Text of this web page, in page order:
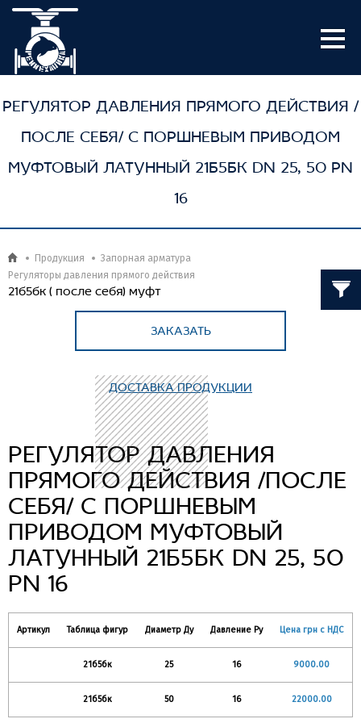
РЕГУЛЯТОР ДАВЛЕНИЯ ПРЯМОГО ДЕЙСТВИЯ /
ПОСЛЕ СЕБЯ/ С ПОРШНЕВЫМ ПРИВОДОМ
МУФТОВЫЙ ЛАТУННЫЙ 21Б5БК DN 25, 50 PN
16
Продукция
Запорная арматура
Регуляторы давления прямого действия
21б5бк ( после себя) муфт
ЗАКАЗАТЬ
ДОСТАВКА ПРОДУКЦИИ
РЕГУЛЯТОР ДАВЛЕНИЯ
ПРЯМОГО ДЕЙСТВИЯ /ПОСЛЕ
СЕБЯ/ С ПОРШНЕВЫМ
ПРИВОДОМ МУФТОВЫЙ
ЛАТУННЫЙ 21Б5БК DN 25, 50
PN 16
Артикул Таблица фигур Диаметр Ду Давление Ру Цена грн с НДС
21б5бк 25 16 9000.00
21б5бк 50 16 22000.00